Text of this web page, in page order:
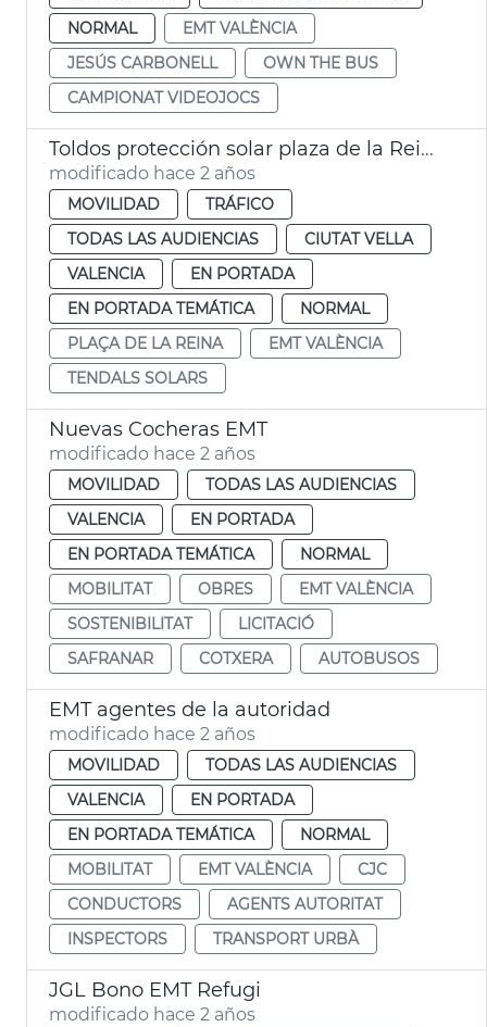
NORMAL
EMT VALÈNCIA
JESÚS CARBONELL
OWN THE BUS
CAMPIONAT VIDEOJOCS
Toldos protección solar plaza de la Reina
modificado hace 2 años
MOVILIDAD
TRÁFICO
TODAS LAS AUDIENCIAS
CIUTAT VELLA
VALENCIA
EN PORTADA
EN PORTADA TEMÁTICA
NORMAL
PLAÇA DE LA REINA
EMT VALÈNCIA
TENDALS SOLARS
Nuevas Cocheras EMT
modificado hace 2 años
MOVILIDAD
TODAS LAS AUDIENCIAS
VALENCIA
EN PORTADA
EN PORTADA TEMÁTICA
NORMAL
MOBILITAT
OBRES
EMT VALÈNCIA
SOSTENIBILITAT
LICITACIÓ
SAFRANAR
COTXERA AUTOBUSOS
EMT agentes de la autoridad
modificado hace 2 años
MOVILIDAD
TODAS LAS AUDIENCIAS
VALENCIA
EN PORTADA
EN PORTADA TEMÁTICA
NORMAL
MOBILITAT
EMT VALÈNCIA
CJC
CONDUCTORS
AGENTS AUTORITAT
INSPECTORS
TRANSPORT URBÀ
JGL Bono EMT Refugi
modificado hace 2 años